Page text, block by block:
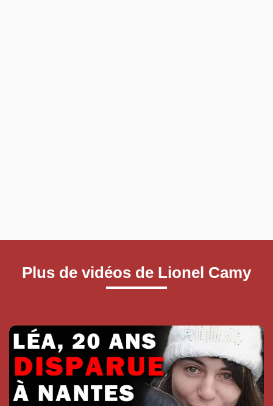
Plus de vidéos de Lionel Camy